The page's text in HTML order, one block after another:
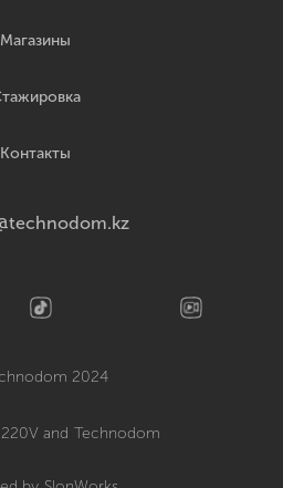
Магазины
Контакты
2024
and Technodom